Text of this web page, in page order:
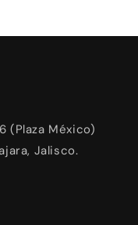
(Plaza México)
Jalisco.